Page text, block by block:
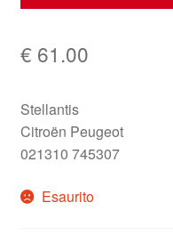
€ 61.00
Stellantis
Citroën Peugeot
021310 745307
Esaurito